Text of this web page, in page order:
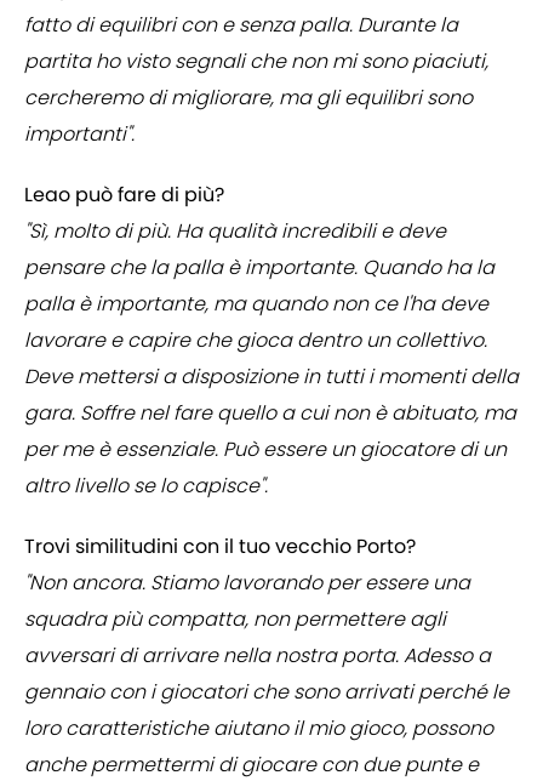
fatto di equilibri con e senza palla. Durante la
partita ho visto segnali che non mi sono piaciuti,
cercheremo di migliorare, ma gli equilibri sono
importanti".
Leao può fare di più?
"Sì, molto di più. Ha qualità incredibili e deve
pensare che la palla è importante. Quando ha la
palla è importante, ma quando non ce l'ha deve
lavorare e capire che gioca dentro un collettivo.
Deve mettersi a disposizione in tutti i momenti della
gara. Soffre nel fare quello a cui non è abituato, ma
per me è essenziale. Può essere un giocatore di un
altro livello se lo capisce".
Trovi similitudini con il tuo vecchio Porto?
"Non ancora. Stiamo lavorando per essere una
squadra più compatta, non permettere agli
avversari di arrivare nella nostra porta. Adesso a
gennaio con i giocatori che sono arrivati perché le
loro caratteristiche aiutano il mio gioco, possono
anche permettermi di giocare con due punte e